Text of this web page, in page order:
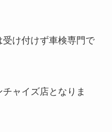
け付けず車検専門で
ャイズ店となりま